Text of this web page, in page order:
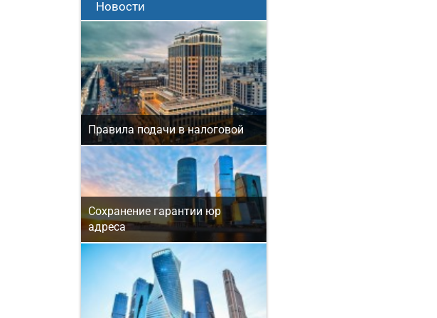
Новости
Правила подачи в налоговой
Сохранение гарантии юр
адреса